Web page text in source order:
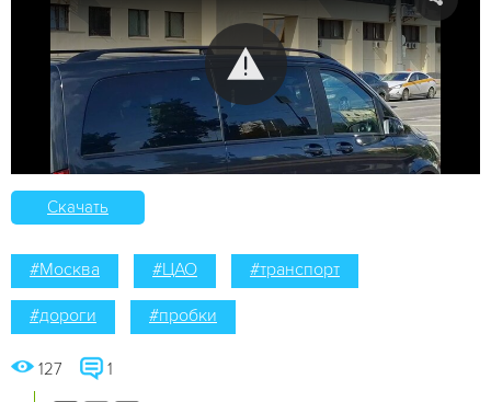
Скачать
#Москва #ЦАО #транспорт
#дороги #пробки
127 1